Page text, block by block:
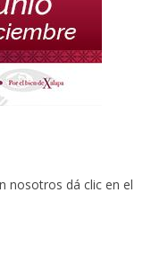
nosotros dá clic en el